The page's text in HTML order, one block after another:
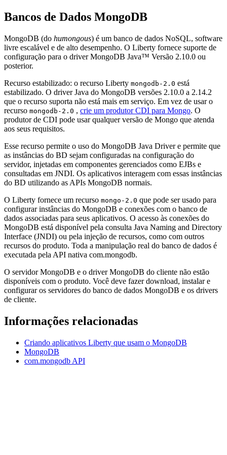
Bancos de Dados MongoDB
MongoDB (do humongous) é um banco de dados NoSQL, software
livre escalável e de alto desempenho. O Liberty fornece suporte de
configuração para o driver MongoDB Java™ Versão 2.10.0 ou
posterior.
Recurso estabilizado: o recurso Liberty mongodb-2.0 está
estabilizado. O driver Java do MongoDB versões 2.10.0 a 2.14.2
que o recurso suporta não está mais em serviço. Em vez de usar o
recurso mongodb-2.0 , crie um produtor CDI para Mongo. O
produtor de CDI pode usar qualquer versão de Mongo que atenda
aos seus requisitos.
Esse recurso permite o uso do MongoDB Java Driver e permite que
as instâncias do BD sejam configuradas na configuração do
servidor, injetadas em componentes gerenciados como EJBs e
consultadas em JNDI. Os aplicativos interagem com essas instâncias
do BD utilizando as APIs MongoDB normais.
O Liberty fornece um recurso mongo-2.0 que pode ser usado para
configurar instâncias do MongoDB e conexões com o banco de
dados associadas para seus aplicativos. O acesso às conexões do
MongoDB está disponível pela consulta Java Naming and Directory
Interface (JNDI) ou pela injeção de recursos, como com outros
recursos do produto. Toda a manipulação real do banco de dados é
executada pela API nativa com.mongodb.
O servidor MongoDB e o driver MongoDB do cliente não estão
disponíveis com o produto. Você deve fazer download, instalar e
configurar os servidores do banco de dados MongoDB e os drivers
de cliente.
Informações relacionadas
Criando aplicativos Liberty que usam o MongoDB
MongoDB
com.mongodb API